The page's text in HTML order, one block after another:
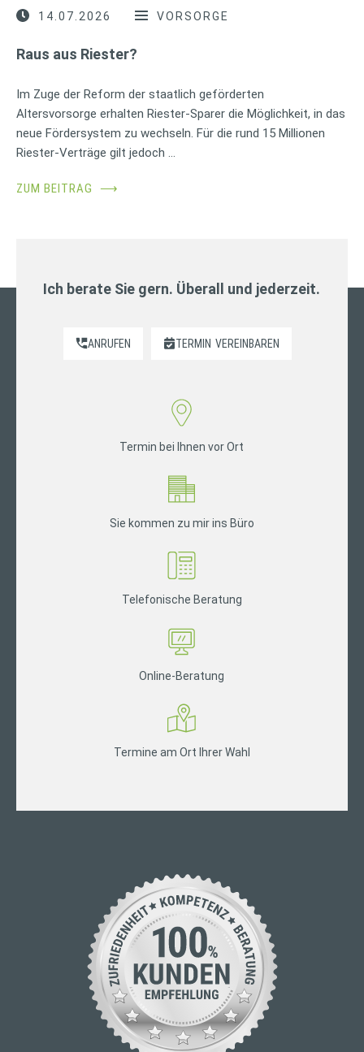
14.07.2026 VORSORGE
Raus aus Riester?
Im Zuge der Reform der staatlich geförderten
Altersvorsorge erhalten Riester-Sparer die Möglichkeit, in das
neue Fördersystem zu wechseln. Für die rund 15 Millionen
Riester-Verträge gilt jedoch …
ZUM BEITRAG ⟶
Ich berate Sie gern. Überall und jederzeit.
ANRUFEN TERMIN VEREINBAREN
Termin bei Ihnen vor Ort
Sie kommen zu mir ins Büro
Telefonische Beratung
Online-Beratung
Termine am Ort Ihrer Wahl